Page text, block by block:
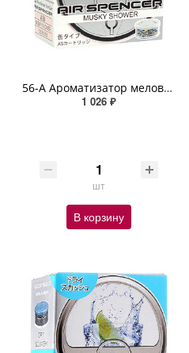
56-A Ароматизатор меловой MUSKY SHOWER SPIRIT REFILL
1 026 ₽
шт
В корзину